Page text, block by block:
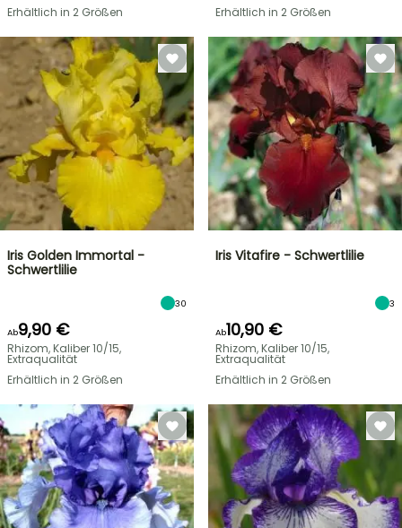
Erhältlich in 2 Größen
Erhältlich in 2 Größen
Iris Golden Immortal -
Schwertlilie
30
Ab9,90 €
Rhizom, Kaliber 10/15,
Extraqualität
Erhältlich in 2 Größen
Iris Vitafire - Schwertlilie
3
Ab10,90 €
Rhizom, Kaliber 10/15,
Extraqualität
Erhältlich in 2 Größen